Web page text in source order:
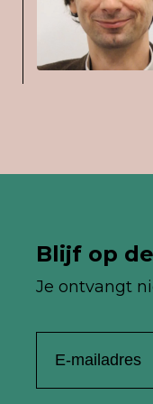
Blijf op
Je ontvangt